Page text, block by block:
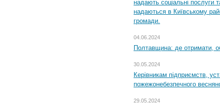
надають соціальні послуги
надаються в Київському
громади.
04.06.2024
Полтавщина: де отримати,
30.05.2024
Керівникам підприємств,
пожежонебезпечного
29.05.2024